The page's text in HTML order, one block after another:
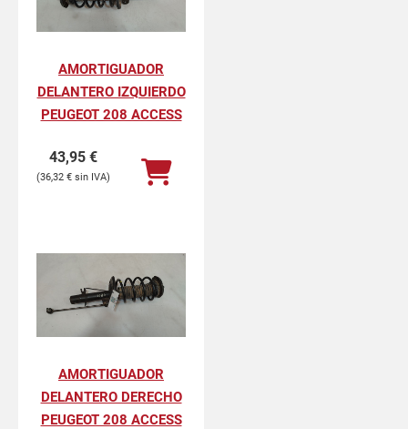
AMORTIGUADOR
DELANTERO IZQUIERDO
PEUGEOT 208 ACCESS
43,95 €
36,32 €
AMORTIGUADOR
DELANTERO DERECHO
PEUGEOT 208 ACCESS